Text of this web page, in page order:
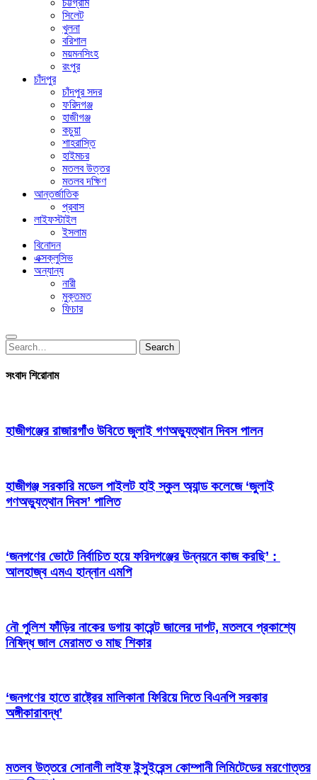
চট্টগ্রাম
সিলেট
খুলনা
বরিশাল
ময়মনসিংহ
রংপুর
চাঁদপুর
চাঁদপুর সদর
ফরিদগঞ্জ
হাজীগঞ্জ
কচুয়া
শাহরাস্তি
হাইমচর
মতলব উত্তর
মতলব দক্ষিণ
আন্তর্জাতিক
প্রবাস
লাইফস্টাইল
ইসলাম
বিনোদন
এক্সক্লুসিভ
অন্যান্য
নারী
মুক্তমত
ফিচার
Search
for:
Search
সংবাদ শিরোনাম
হাজীগঞ্জের রাজারগাঁও উবিতে জুলাই গণঅভ্যুত্থান দিবস পালন
হাজীগঞ্জ সরকারি মডেল পাইলট হাই স্কুল অ্যান্ড কলেজে ‘জুলাই
গণঅভ্যুত্থান দিবস’ পালিত
‘জনগণের ভোটে নির্বাচিত হয়ে ফরিদগঞ্জের উন্নয়নে কাজ করছি’ :
আলহাজ্ব এমএ হান্নান এমপি
নৌ পুলিশ ফাঁড়ির নাকের ডগায় কারেন্ট জালের দাপট, মতলবে প্রকাশ্যে
নিষিদ্ধ জাল মেরামত ও মাছ শিকার
‘জনগণের হাতে রাষ্ট্রের মালিকানা ফিরিয়ে দিতে বিএনপি সরকার
অঙ্গীকারাবদ্ধ’
মতলব উত্তরে সোনালী লাইফ ইন্সুইরেন্স কোম্পানী লিমিটেডের মরণোত্তর